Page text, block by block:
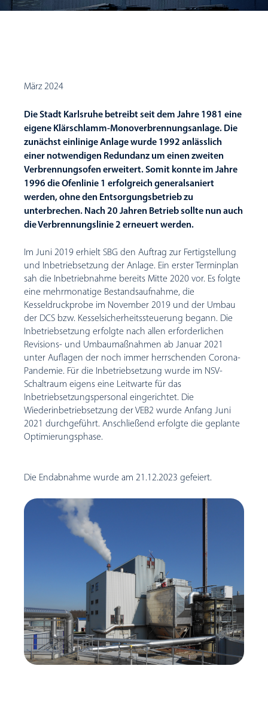
März 2024
Die Stadt Karlsruhe betreibt seit dem Jahre 1981 eine
eigene Klärschlamm-Monoverbrennungsanlage. Die
zunächst einlinige Anlage wurde 1992 anlässlich
einer notwendigen Redundanz um einen zweiten
Verbrennungsofen erweitert. Somit konnte im Jahre
1996 die Ofenlinie 1 erfolgreich generalsaniert
werden, ohne den Entsorgungsbetrieb zu
unterbrechen. Nach 20 Jahren Betrieb sollte nun auch
die Verbrennungslinie 2 erneuert werden.
Im Juni 2019 erhielt SBG den Auftrag zur Fertigstellung
und Inbetriebsetzung der Anlage. Ein erster Terminplan
sah die Inbetriebnahme bereits Mitte 2020 vor. Es folgte
eine mehrmonatige Bestandsaufnahme, die
Kesseldruckprobe im November 2019 und der Umbau
der DCS bzw. Kesselsicherheitssteuerung begann. Die
Inbetriebsetzung erfolgte nach allen erforderlichen
Revisions- und Umbaumaßnahmen ab Januar 2021
unter Auflagen der noch immer herrschenden Corona-
Pandemie. Für die Inbetriebsetzung wurde im NSV-
Schaltraum eigens eine Leitwarte für das
Inbetriebsetzungspersonal eingerichtet. Die
Wiederinbetriebsetzung der VEB2 wurde Anfang Juni
2021 durchgeführt. Anschließend erfolgte die geplante
Optimierungsphase.
Die Endabnahme wurde am 21.12.2023 gefeiert.